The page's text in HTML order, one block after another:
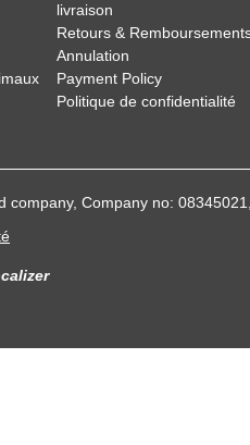
livraison
Retours &
Annulation
Payment Policy
Politique de confidentialité
company, Company no: